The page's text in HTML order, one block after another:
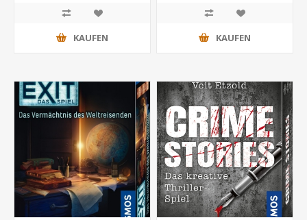
KAUFEN KAUFEN